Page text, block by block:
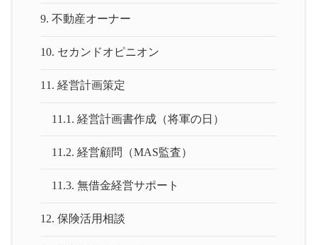
9.不動産オーナー
10. セカンドオピニオン
11.経営計画策定
11.1.経営計画書作成（将軍の日）
11.2.経営顧問（MAS監査）
11.3.無借金経営サポート
12.保険活用相談